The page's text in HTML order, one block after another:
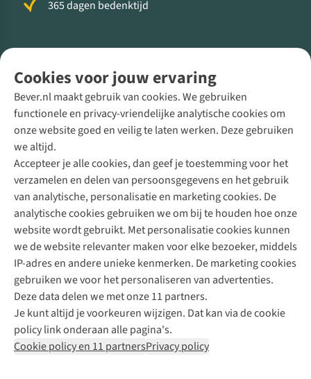
Cookies voor jouw ervaring
Bever.nl maakt gebruik van cookies. We gebruiken
functionele en privacy-vriendelijke analytische cookies om
onze website goed en veilig te laten werken. Deze gebruiken
we altijd.
Accepteer je alle cookies, dan geef je toestemming voor het
verzamelen en delen van persoonsgegevens en het gebruik
van analytische, personalisatie en marketing cookies. De
analytische cookies gebruiken we om bij te houden hoe onze
website wordt gebruikt. Met personalisatie cookies kunnen
we de website relevanter maken voor elke bezoeker, middels
IP-adres en andere unieke kenmerken. De marketing cookies
gebruiken we voor het personaliseren van advertenties.
Deze data delen we met onze 11 partners.
Je kunt altijd je voorkeuren wijzigen. Dat kan via de cookie
policy link onderaan alle pagina's.
Cookie policy en 11 partnersPrivacy policy
365 dagen bedenktijd
Direct advies van een Buitenexpert
+31 (0)85 888 50 88
+31 6 12 28 49 80
Contactformulier